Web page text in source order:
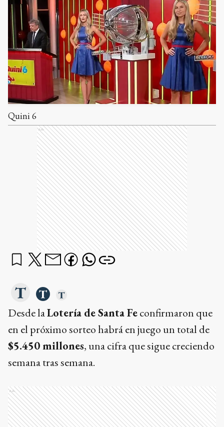
Quini 6
Ads
Desde laLotería de Santa Feconfirmaron que
en el próximo sorteo habrá en juego un total de
$5.450 millones, una cifra que sigue creciendo
semana tras semana.
Ads